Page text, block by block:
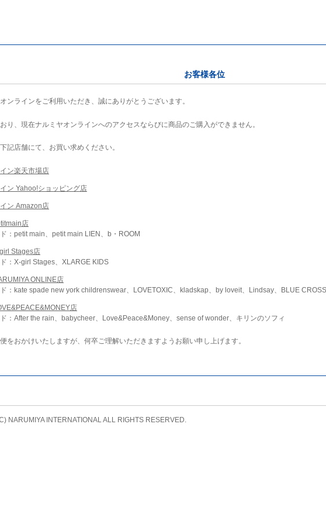
お客様各位
ンラインをご利用いただき、誠にありがとうございます。
り、現在ナルミヤオンラインへのアクセスならびに商品のご購入ができません。
記店舗にて、お買い求めください。
ン楽天市場店
ン Yahoo!ショッピング店
ン Amazon店
店
：petit main、petit main LIEN、b・ROOM
Stages店
：X-girl Stages、XLARGE KIDS
ONLINE店
：kate spade new york childrenswear、LOVETOXIC、kladskap、by loveit、Lindsay、BLUE CROSS
店
：After the rain、babycheer、Love&Peace&Money、sense of wonder、キリンのソフィ
をおかけいたしますが、何卒ご理解いただきますようお願い申し上げます。